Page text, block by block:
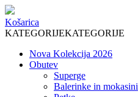
Košarica
KATEGORIJEKATEGORIJE
Nova Kolekcija 2026
Obutev
Superge
Balerinke in mokasini